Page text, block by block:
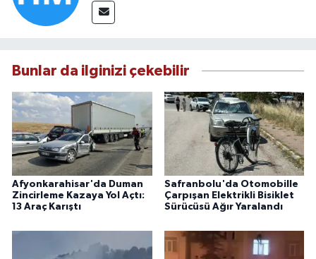
Bunlar da ilginizi çekebilir
Afyonkarahisar'da Duman
Zincirleme Kazaya Yol Açtı:
13 Araç Karıştı
Safranbolu'da Otomobille
Çarpışan Elektrikli Bisiklet
Sürücüsü Ağır Yaralandı